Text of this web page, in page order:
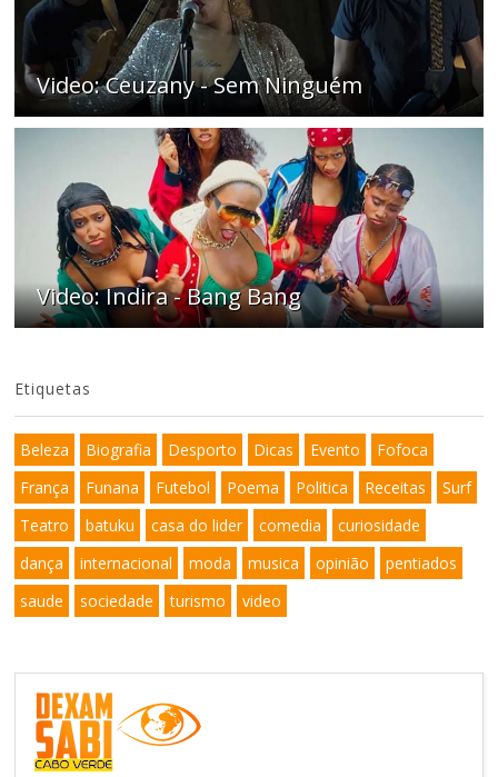
Video: Ceuzany - Sem Ninguém
Video: Indira - Bang Bang
Etiquetas
Beleza Biografia Desporto Dicas Evento
Fofoca
França
Funana Futebol Poema Politica Receitas
Surf
Teatro
batuku casa do lider comedia
curiosidade
dança
internacional moda musica opinião
pentiados
saude
sociedade turismo video